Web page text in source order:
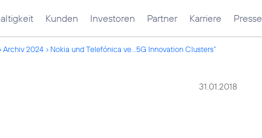
Kunden Investoren Partner Karriere Presse
Archiv 2024 Nokia und Telefónica ve...5G Innovation Clusters“
31.01.2018